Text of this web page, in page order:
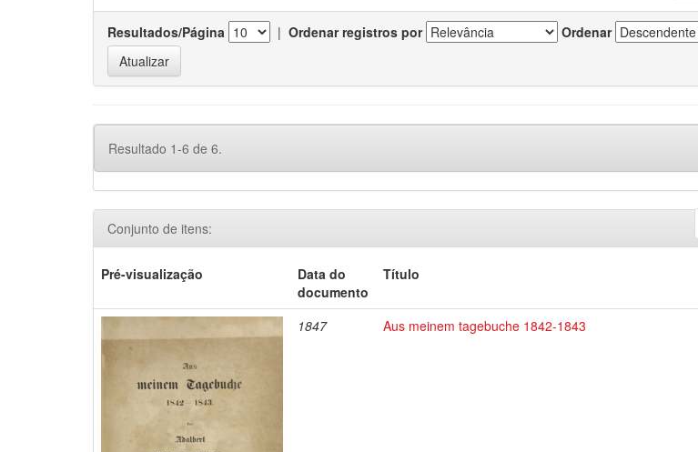
Resultados/Página | Ordenar registros por Ordenar
Resultado 1-6 de 6.
Conjunto de itens:
Pré-visualização
Data do
documento
Título
1847 Aus meinem tagebuche 1842-1843